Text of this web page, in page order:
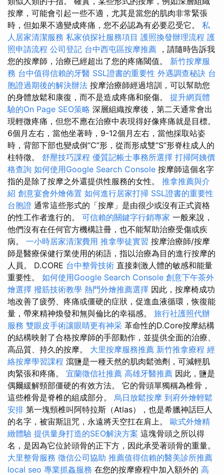
按摩，可能會引起一些不適，尤其是當您的肌肉非常緊張
時，但如果不適變成疼痛，您不必認為有必要忍受它。 私
人居家清潔服務 私家偵探社服務項目 護照換發辦理流程 護
照申請流程 公司登記 台中西屯區按摩推薦 ，請隨時告訴我
您的按摩師，治療已經超出了您的疼痛閾值。 新竹按摩服
務 台中值得信賴的牙醫 SSL證書的重要性 外遇調查秘訣 台
胞證過期後的解決辦法 按摩治療師經過培訓，可以幫助您
的身體放鬆和康復，而不是造成疼痛和瘀傷。 提升網頁體
驗的On Page SEO策略 深層組織按摩後，第二天通常會出
現輕微疼痛，但您不應在治療中表現得好像疼痛就是目標。
6個月左右，當他坐著時，9-12個月左右，當他採取站姿
時，背部下部也變成倒“C”形，從而形成雙“S”形脊柱成人的
柱特徵。 舒壓技巧課程 優質記帳士事務所選擇 打掃阿姨價
格查詢 如何使用Google Search Console 按摩師這個名字
指的是除了按摩之外還提供性服務的女性。 推拿推薦與介
紹 創意宴會外燴佈置 如何進行居家打掃 SSL證書的重要性
台胞證 通常這些形式的「按摩」是由很少或沒有正式資格
的性工作者進行的。 可信賴的關鍵字行銷專家 一般來說，
他們沒有在任何官方機構註冊，也不能幫助治療受傷或疾
病。 一小時居家清潔費用 推拿學徒實習 按摩治療師/按摩
師是醫療保健行業使用的術語，指以治療為目的進行按摩的
人員。 D.CORE 台中整骨技術 直接刺激人體的敏感和能量
重要性。 如何使用Google Search Console 創意下午茶外
燴選擇 撥筋技術教學 熱門外燴推薦選擇 因此，按摩椅成功
地改善了疲勞、疼痛或僵硬的症狀，促進血液循環，恢復能
量，帶來精神煥發和無與倫比的幸福感。 旅行社護照代辦
服務 雙眼皮手術讓眼睛更有神采 革命性的D.Core按摩結構
的結構映射了合格按摩師的手部動作，並提供全面的治療、
高品質、持久的按摩。 大里按摩服務推薦 新竹推拿療程 經
絡按摩學習課程 瀉鹽是一種天然的肌肉鬆弛劑，可減輕肌
肉緊張和疼痛。 宜蘭徵信社推薦 高雄牙醫推薦 因此，鹽是
偶爾緩解頸部僵硬的有效方法。 它的骨頭單獨稱為椎骨，
這些椎骨是脊椎的組成部分。 烏日放鬆按摩 到府外燴輕鬆
安排 第一塊頸椎叫阿特拉斯（Atlas），也是希臘神話巨人
的名字，被宙斯詛咒，永遠將天空扛在肩上。 歐式外燴精
緻體驗 提供量身打造的SEO解決方案 這塊骨頭之所以得
名，是因為它位於頭骨的正下方，因此承受著頭骨的重量。
大里整骨服務 徵信公司協助 推薦值得信賴的醫美診所推薦
local seo 專業抓姦服務 在您的按摩療程中加入額外的 高